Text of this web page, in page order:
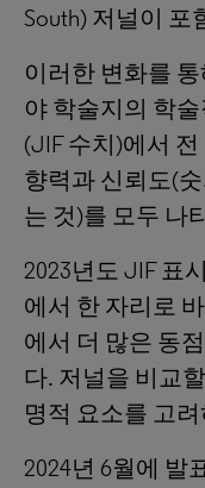
South) 저널이 포
이러한 변화를
야 학술지의 학
(JIF 수치)에서
향력과 신뢰도(
는 것)를 모두 나
2023년도 JIF 표
에서 한 자리로
에서 더 많은 동
다. 저널을 비교
명적 요소를 고
2024년 6월에 발